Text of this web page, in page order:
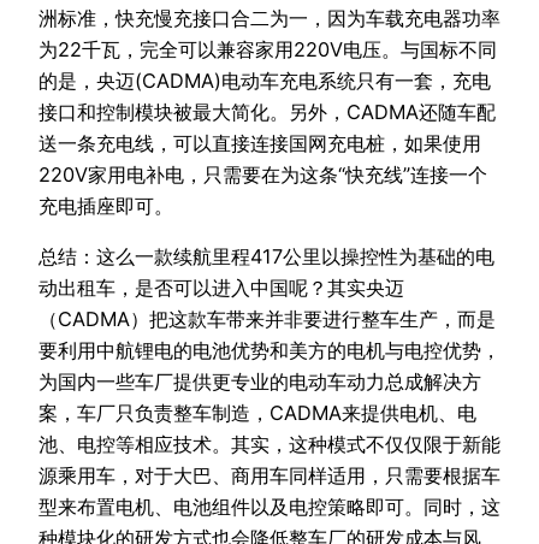
洲标准，快充慢充接口合二为一，因为车载充电器功率
为22千瓦，完全可以兼容家用220V电压。与国标不同
的是，央迈(CADMA)电动车充电系统只有一套，充电
接口和控制模块被最大简化。另外，CADMA还随车配
送一条充电线，可以直接连接国网充电桩，如果使用
220V家用电补电，只需要在为这条“快充线”连接一个
充电插座即可。
总结：这么一款续航里程417公里以操控性为基础的电
动出租车，是否可以进入中国呢？其实央迈
（CADMA）把这款车带来并非要进行整车生产，而是
要利用中航锂电的电池优势和美方的电机与电控优势，
为国内一些车厂提供更专业的电动车动力总成解决方
案，车厂只负责整车制造，CADMA来提供电机、电
池、电控等相应技术。其实，这种模式不仅仅限于新能
源乘用车，对于大巴、商用车同样适用，只需要根据车
型来布置电机、电池组件以及电控策略即可。同时，这
种模块化的研发方式也会降低整车厂的研发成本与风